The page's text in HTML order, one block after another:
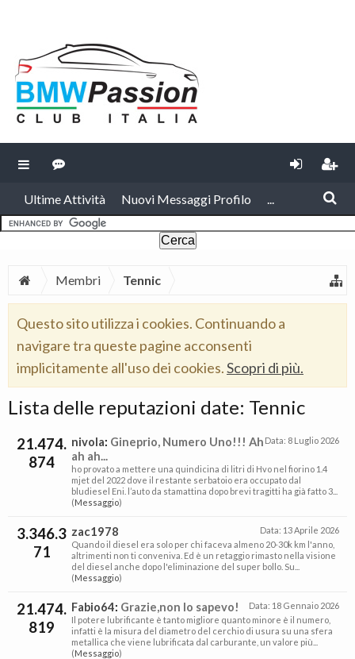
Ultime Attività Nuovi Messaggi Profilo ...
Membri Tennic
Questo sito utilizza i cookies. Continuando a
navigare tra queste pagine acconsenti
implicitamente all'uso dei cookies.Scopri di più.
Lista delle reputazioni date: Tennic
21.474.
874
Data: 8 Luglio 2026
nivola: Gineprio, Numero Uno!!! Ah
ah ah...
ho provato a mettere una quindicina di litri di Hvo nel fiorino 1.4
mjet del 2022 dove il restante serbatoio era occupato dal
bludiesel Eni. l’auto da stamattina dopo brevi tragitti ha già fatto 3...
(Messaggio)
3.346.3
71
Data: 13 Aprile 2026
zac1978
Quando il diesel era solo per chi faceva almeno 20-30k km l'anno,
altrimenti non ti conveniva. Ed è un retaggio rimasto nella visione
del diesel anche dopo l'eliminazione del super bollo. Su...
(Messaggio)
21.474.
819
Data: 18 Gennaio 2026
Fabio64: Grazie,non lo sapevo!
Il potere lubrificante è tanto migliore quanto minore è il numero,
infatti è la misura del diametro del cerchio di usura su una sfera
metallica che viene lubrificata dal carburante, un valore più...
(Messaggio)